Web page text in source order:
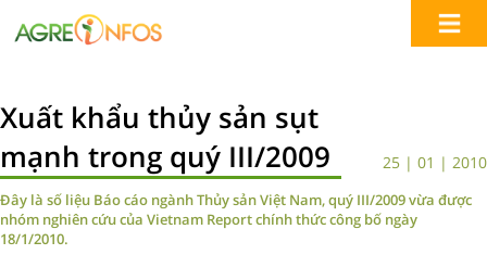
Xuất khẩu thủy sản sụt
mạnh trong quý III/2009
25 | 01 | 2010
Đây là số liệu Báo cáo ngành Thủy sản Việt Nam, quý III/2009 vừa được
nhóm nghiên cứu của Vietnam Report chính thức công bố ngày
18/1/2010.